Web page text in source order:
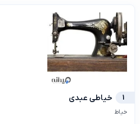
1 خیاطی عبدی
خیاط